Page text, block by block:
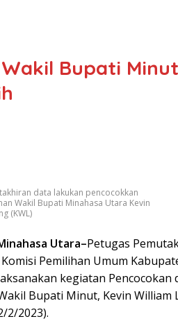
Bupati
data lakukan pencocokkan
Wakil Bupati Minahasa Utara Kevin
(KWL)
Utara–Petugas
Pemilihan Umum
kegiatan Pencocokan
Bupati Minut, Kevin William
2/2023).